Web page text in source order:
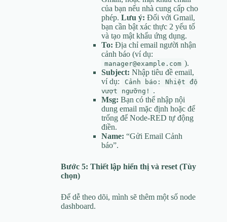
của bạn nếu nhà cung cấp cho
phép. Lưu ý: Đối với Gmail,
bạn cần bật xác thực 2 yếu tố
và tạo mật khẩu ứng dụng.
To: Địa chỉ email người nhận
cảnh báo (ví dụ:
manager@example.com ).
Subject: Nhập tiêu đề email,
ví dụ:
Cảnh báo: Nhiệt độ
vượt ngưỡng!
.
Msg: Bạn có thể nhập nội
dung email mặc định hoặc để
trống để Node-RED tự động
điền.
Name: “Gửi Email Cảnh
báo”.
Bước 5: Thiết lập hiển thị và reset (Tùy
chọn)
Để dễ theo dõi, mình sẽ thêm một số node
dashboard.